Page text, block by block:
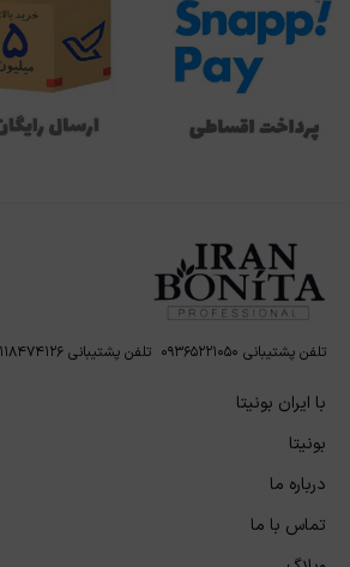
تلفن پشتیبانی ۰۹۳۶۵۲۲۱۰۵۰ تلفن پشتیبانی ۰۹۱۱۸۴۷۴۱۲۶
با ایران بونیتا
بونیتا
درباره ما
تماس با ما